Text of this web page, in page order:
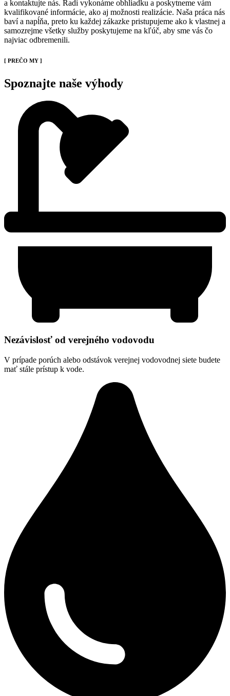
a kontaktujte nás. Radi vykonáme obhliadku a poskytneme vám
kvalifikované informácie, ako aj možnosti realizácie. Naša práca nás
baví a napĺňa, preto ku každej zákazke pristupujeme ako k vlastnej a
samozrejme všetky služby poskytujeme na kľúč, aby sme vás čo
najviac odbremenili.
[ PREČO MY ]
Spoznajte naše výhody
Nezávislosť od verejného vodovodu
V prípade porúch alebo odstávok verejnej vodovodnej siete budete
mať stále prístup k vode.